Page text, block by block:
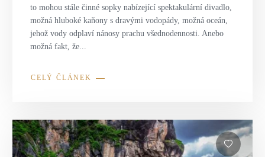
to mohou stále činné sopky nabízející spektakulární divadlo,
možná hluboké kaňony s dravými vodopády, možná oceán,
jehož vody odplaví nánosy prachu všednodennosti. Anebo
možná fakt, že...
CELÝ ČLÁNEK